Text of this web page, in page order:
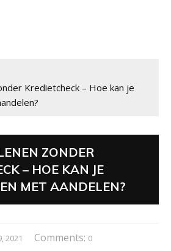
Kredietcheck – Hoe kan je
ZONDER
– HOE KAN JE
MET AANDELEN?
2021 Comments: 0